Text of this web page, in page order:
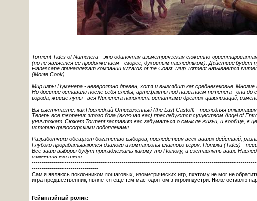
---------------------------------
Torment Tides of Numenera - это одиночная изометрическая сюжетно-
(но не является ее продолжением - скорее, духовным наследником). Действие будет
Planescape принадлежат компании Wizards of the Coast. Мир Torment называется
(Monte Cook).
Мир игры Нуменера - невероятно древен, хотя и выглядит как средневековье. Многие
Но древние оставили после себя следы, артефакты под названием numenera - они
города, живые луны - вся Numenera наполнена остатками древних цивилизаций,
Вы выступаете, как Последний Отверженный (the Last Castoff) - последняя
Теперь все творения этого бога (включая вас) преследуются существом Angel of
уничтожат. Сюжет Torment заставит вас задуматься о смысле жизни, и вообще, в
историю философскими подоплеками.
Разработчики обещают богатство выборов, последствия всех ваших действий,
Глубоко прорабатываются диалоги и компаньоны главного героя. Потоки (Tides) -
Все ваши выборы будут принадлежать какому-то Потоку, и составлять ваше
изменять его тело.
----------------------------------
Сам я являюсь поклонником пошаговых, изометрических игр, поэтому не мог не
игра-предшественник, является еще тем мастодонтом в игроиндустри. Ниже оставлю
----------------------------------
Геймплэйный ролик: